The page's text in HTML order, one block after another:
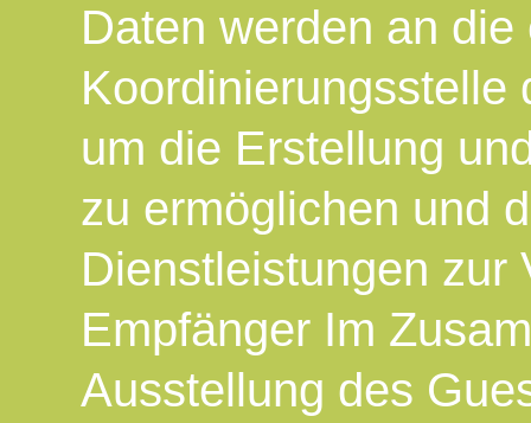
Daten werden an
Koordinierungsstelle
um die Erstellung
zu ermöglichen und
Dienstleistungen zur
Empfänger Im
Ausstellung des